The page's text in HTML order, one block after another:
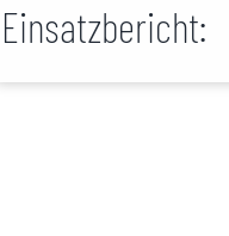
Einsatzbericht: